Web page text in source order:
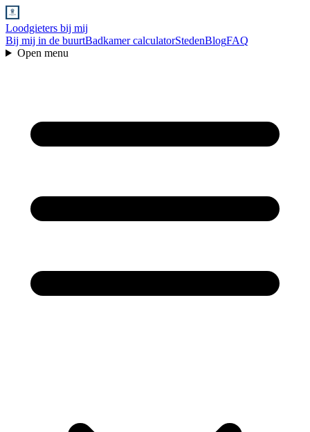
Loodgieters bij mij
Bij mij in de buurtBadkamer calculatorStedenBlogFAQ
Open menu